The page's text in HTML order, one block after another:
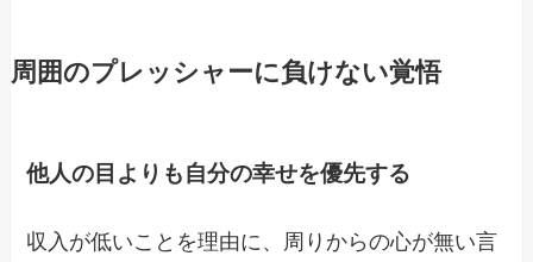
周囲のプレッシャーに負けない覚悟
他人の目よりも自分の幸せを優先する
収入が低いことを理由に、周りからの心が無い言